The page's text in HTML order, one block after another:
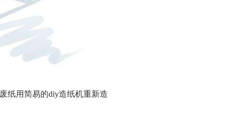
纸用简易的diy造纸机重新造